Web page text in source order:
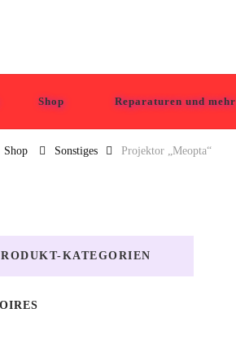
Grasa
Shop Reparaturen und mehr
Shop Sonstiges Projektor „Meopta“
KATEGORIEN